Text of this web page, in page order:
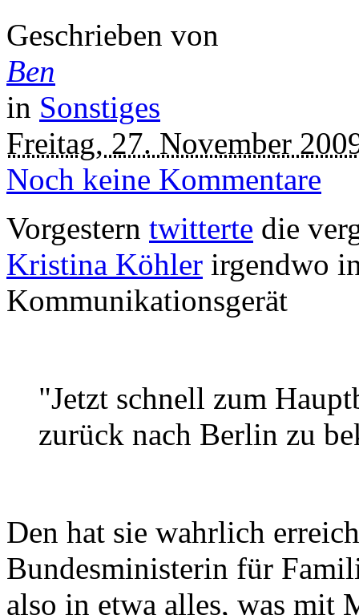
Geschrieben von
Ben
in Sonstiges
Freitag, 27. November
Noch keine Kommentare
Vorgestern twitterte die
Kristina Köhler irgendwo
Kommunikationsgerät
"Jetzt schnell zum
zurück nach Berlin zu
Den hat sie wahrlich
Bundesministerin für
also in etwa alles, was mit